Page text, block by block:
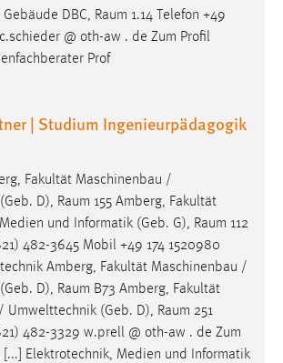
DBC, Raum 1.14 Telefon +49
@ oth-aw . de Zum Profil
Prof
| Studium Ingenieurpädagogik
Fakultät Maschinenbau /
D), Raum 155 Amberg, Fakultät
und Informatik (Geb. G), Raum 112
482-3645 Mobil +49 174 1520980
Amberg, Fakultät Maschinenbau /
D), Raum B73 Amberg, Fakultät
Umwelttechnik (Geb. D), Raum 251
482-3329 w.prell @ oth-aw . de Zum
[...] Elektrotechnik, Medien und Informatik